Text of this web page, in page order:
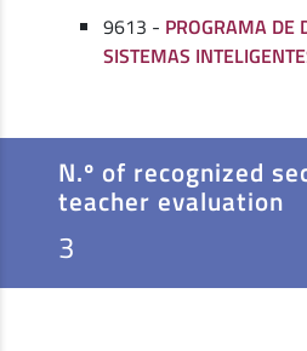
9613 - PROGRAMA DE
SISTEMAS
N.º of recognized
teacher evaluation
3